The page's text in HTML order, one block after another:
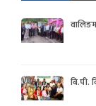
बि.पी.